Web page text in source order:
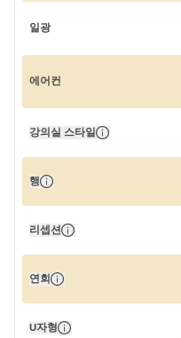
일광
에어컨
강의실 스타일
행
리셉션
연회
U자형